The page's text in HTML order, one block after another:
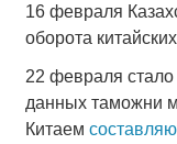
16 февраля
оборота
22 февраля стало
данных таможни
Китаем